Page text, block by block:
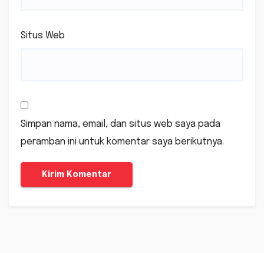
Situs Web
Simpan nama, email, dan situs web saya pada
peramban ini untuk komentar saya berikutnya.